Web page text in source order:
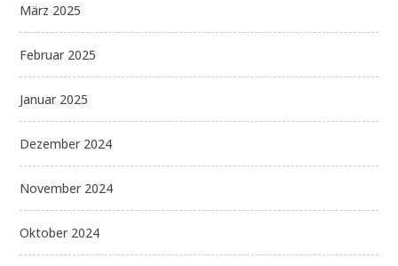
März 2025
Februar 2025
Januar 2025
Dezember 2024
November 2024
Oktober 2024